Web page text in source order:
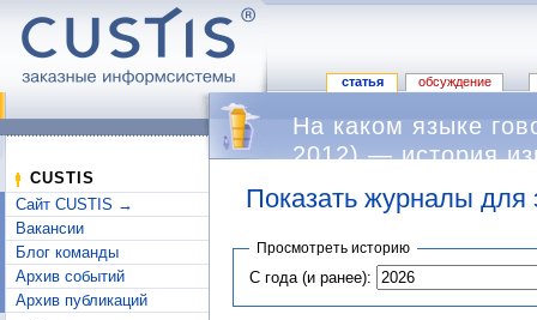
статья обсуждение
CUSTIS
Сайт CUSTIS →
Вакансии
Блог команды
Архив событий
Архив публикаций
На каком языке
2012) — история
Показать журналы для
Просмотреть историю
С года (и ранее):